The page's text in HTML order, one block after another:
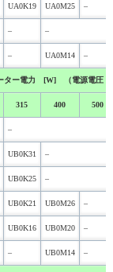
UA0K19 UA0M25 –
– –
– UA0M14 –
ター電力 [W] （電源電圧
315 400 500
–
UB0K31 –
UB0K25 –
UB0K21 UB0M26 –
UB0K16 UB0M20 –
– UB0M14 –